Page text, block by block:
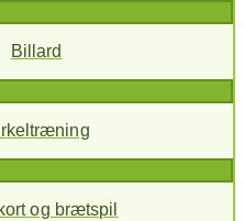
Billard
og brætspil